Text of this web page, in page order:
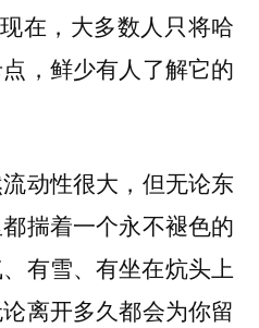
在，大多数人只将哈
，鲜少有人了解它的
动性很大，但无论东
揣着一个永不褪色的
有雪、有坐在炕头上
离开多久都会为你留